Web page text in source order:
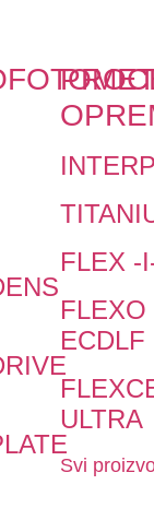
FLEX -
FLEXO
ECDLF
ULTRA
Svi